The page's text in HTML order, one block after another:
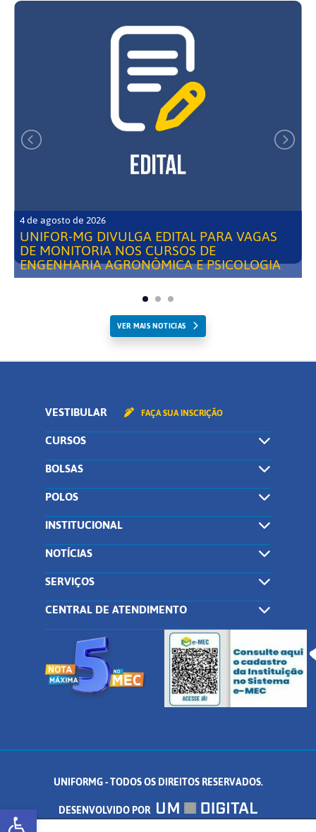
Abrir a barra de ferramentas
4 de agosto de 2026
UNIFOR-MG DIVULGA EDITAL PARA VAGAS
DE MONITORIA NOS CURSOS DE
ENGENHARIA AGRONÔMICA E PSICOLOGIA
VER MAIS NOTICIAS
VESTIBULAR FAÇA SUA INSCRIÇÃO
CURSOS
BOLSAS
POLOS
INSTITUCIONAL
NOTÍCIAS
SERVIÇOS
CENTRAL DE ATENDIMENTO
UNIFORMG - TODOS OS DIREITOS RESERVADOS.
DESENVOLVIDO POR